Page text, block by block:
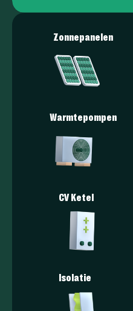
Zonnepanelen
Warmtepompen
CV Ketel
Isolatie